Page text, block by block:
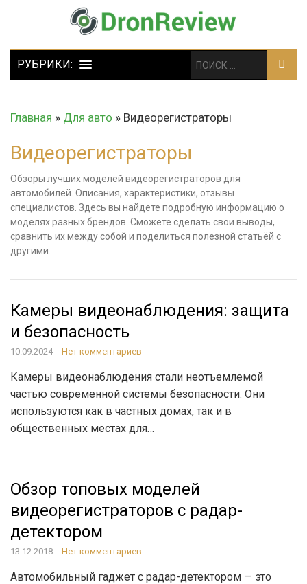
Главная » Для авто » Видеорегистраторы
Видеорегистраторы
Обзоры лучших моделей видеорегистраторов для
автомобилей. Описания, характеристики, отзывы
специалистов. Здесь вы найдете подробную информацию о
моделях разных брендов. Сможете сделать свои выводы,
сравнить их между собой и поделиться полезной статьёй с
другими.
Камеры видеонаблюдения: защита
и безопасность
10.09.2024 Нет комментариев
Камеры видеонаблюдения стали неотъемлемой
частью современной системы безопасности. Они
используются как в частных домах, так и в
общественных местах для…
Обзор топовых моделей
видеорегистраторов с радар-
детектором
13.12.2018 Нет комментариев
Автомобильный гаджет с радар-детектором — это